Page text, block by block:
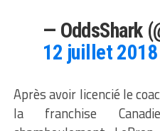
— OddsShark
12 juillet 2018
Après avoir licencié le
la franchise